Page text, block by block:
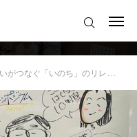
業
「いのち」のリレー：エンドオブライフ・ケア10周年の節目で考えた活動の意義